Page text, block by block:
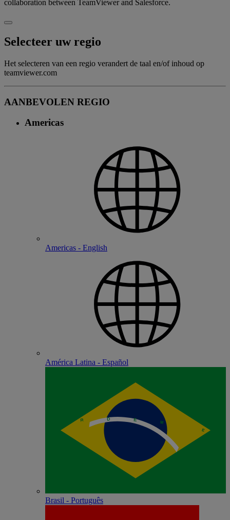
collaboration between TeamViewer and Salesforce.
Selecteer uw regio
Het selecteren van een regio verandert de taal en/of inhoud op
teamviewer.com
AANBEVOLEN REGIO
Americas
Americas - English
América Latina - Español
Brasil - Português